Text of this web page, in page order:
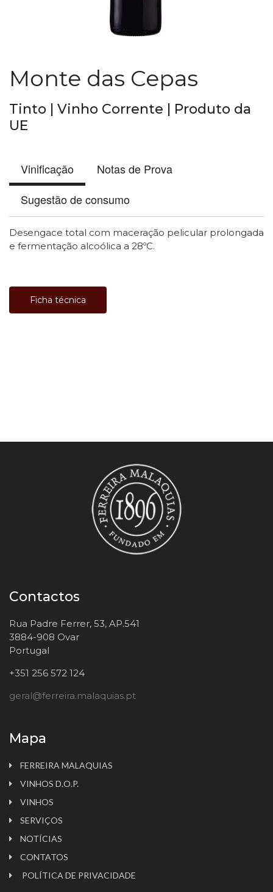
Monte das Cepas
Tinto | Vinho Corrente | Produto da
UE
Vinificação
Notas de Prova
Sugestão de consumo
Desengace total com maceração pelicular prolongada
e fermentação alcoólica a 28ºC.
Ficha técnica
Contactos
Rua Padre Ferrer, 53, AP.541
3884-908 Ovar
Portugal
+351 256 572 124
geral@ferreira.malaquias.pt
Mapa
FERREIRA MALAQUIAS
VINHOS D.O.P.
VINHOS
SERVIÇOS
NOTÍCIAS
CONTATOS
POLÍTICA DE PRIVACIDADE